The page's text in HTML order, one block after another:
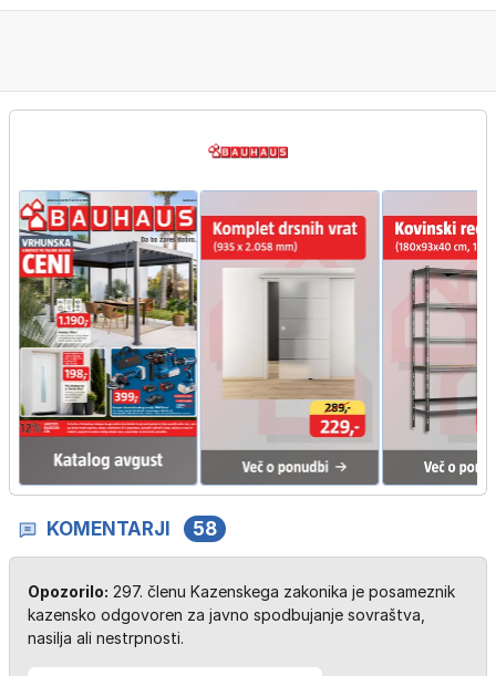
KOMENTARJI 58
Opozorilo: 297. členu Kazenskega zakonika je posameznik
kazensko odgovoren za javno spodbujanje sovraštva,
nasilja ali nestrpnosti.